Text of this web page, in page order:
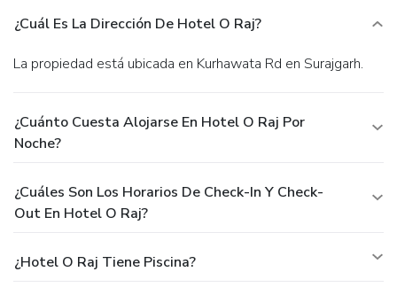
¿Cuál Es La Dirección De Hotel O Raj?
La propiedad está ubicada en Kurhawata Rd en Surajgarh.
¿Cuánto Cuesta Alojarse En Hotel O Raj Por
Noche?
¿Cuáles Son Los Horarios De Check-In Y Check-
Out En Hotel O Raj?
¿Hotel O Raj Tiene Piscina?